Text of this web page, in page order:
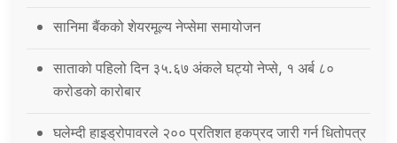
सानिमा बैंकको शेयरमूल्य नेप्सेमा समायोजन
साताको पहिलो दिन ३५.६७ अंकले घट्यो नेप्से, १ अर्ब ८०
करोडको कारोबार
घलेम्दी हाइड्रोपावरले २०० प्रतिशत हकप्रद जारी गर्न धितोपत्र